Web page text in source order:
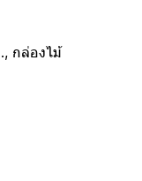
กล่องไม้